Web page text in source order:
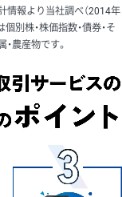
情報より当社調べ（2014年
別株・株価指数・債券・そ
農産物です。